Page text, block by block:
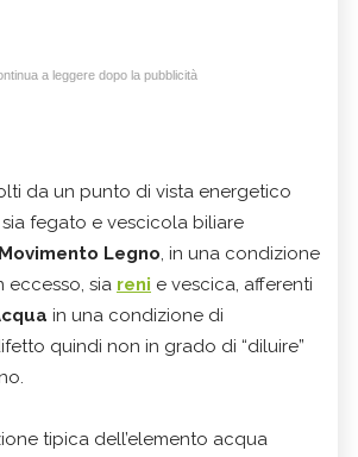
a leggere dopo la pubblicità
da un punto di vista energetico
fegato e vescicola biliare
Movimento Legno, in una condizione
eccesso, sia reni e vescica, afferenti
in una condizione di
quindi non in grado di “diluire”
tipica dell’elemento acqua